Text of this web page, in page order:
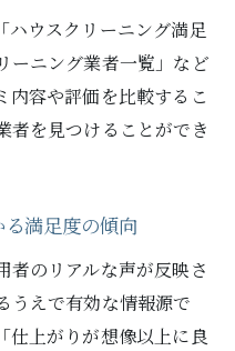
ハウスクリーニング満足
ーニング業者一覧」など
内容や評価を比較するこ
者を見つけることができ
満足度の傾向
者のリアルな声が反映さ
うえで有効な情報源で
仕上がりが想像以上に良